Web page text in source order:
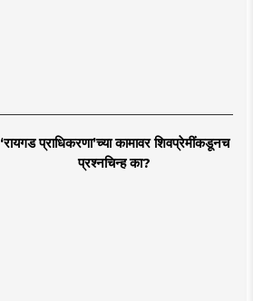
‘रायगड प्राधिकरणा’च्या कामावर शिवप्रेमींकडूनच
प्रश्नचिन्ह का?